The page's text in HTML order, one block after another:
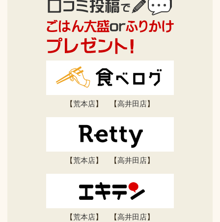
【荒本店】 【高井田店】
【荒本店】 【高井田店】
【荒本店】 【高井田店】